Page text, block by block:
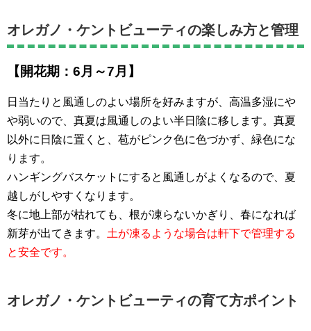
オレガノ・ケントビューティの楽しみ方と管理
【開花期：6月～7月】
日当たりと風通しのよい場所を好みますが、高温多湿にや
や弱いので、真夏は風通しのよい半日陰に移します。真夏
以外に日陰に置くと、苞がピンク色に色づかず、緑色にな
ります。
ハンギングバスケットにすると風通しがよくなるので、夏
越しがしやすくなります。
冬に地上部が枯れても、根が凍らないかぎり、春になれば
新芽が出てきます。 土が凍るような場合は軒下で管理する
と安全です。
オレガノ・ケントビューティの育て方ポイント